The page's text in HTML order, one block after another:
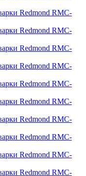
Redmond RMC-
Redmond RMC-
Redmond RMC-
Redmond RMC-
Redmond RMC-
Redmond RMC-
Redmond RMC-
Redmond RMC-
Redmond RMC-
Redmond RMC-